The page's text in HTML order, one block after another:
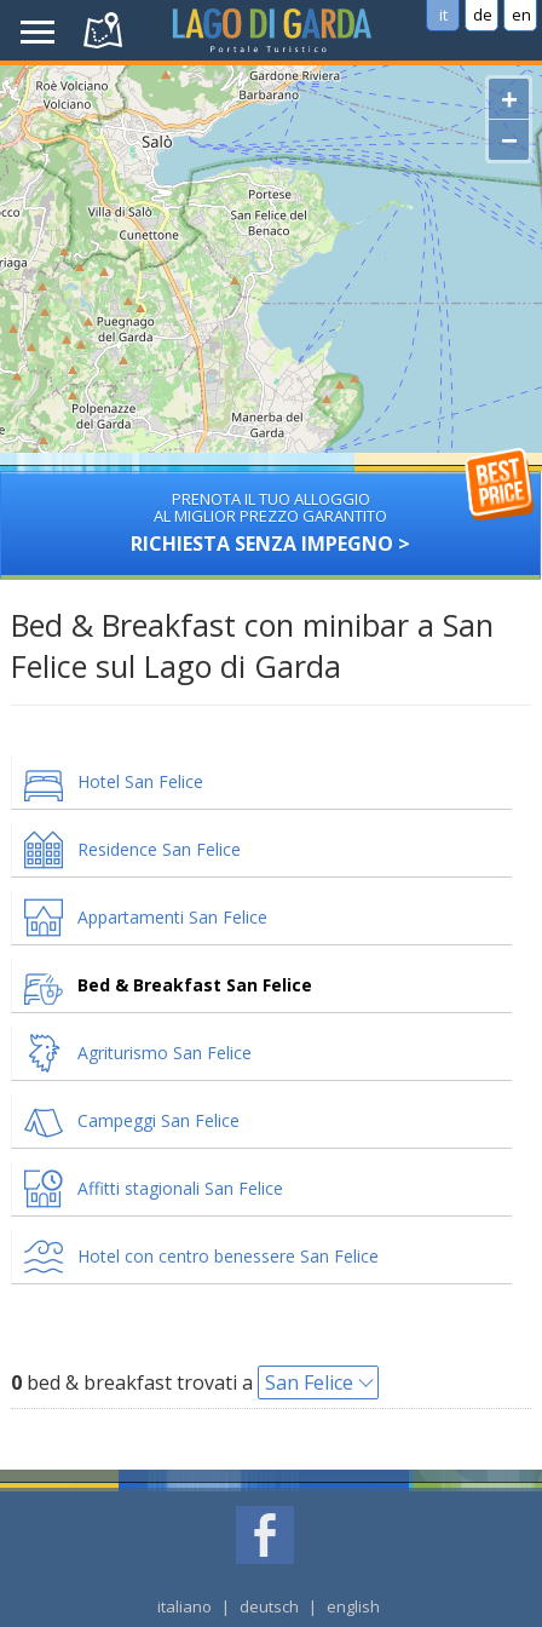
it de en
+
−
PRENOTA IL TUO ALLOGGIO
AL MIGLIOR PREZZO GARANTITO
RICHIESTA SENZA IMPEGNO >
Bed & Breakfast con minibar a San
Felice sul Lago di Garda
Hotel San Felice
Residence San Felice
Appartamenti San Felice
Bed & Breakfast San Felice
Agriturismo San Felice
Campeggi San Felice
Affitti stagionali San Felice
Hotel con centro benessere San Felice
0bed & breakfast trovati a San Felice
italiano | deutsch | english